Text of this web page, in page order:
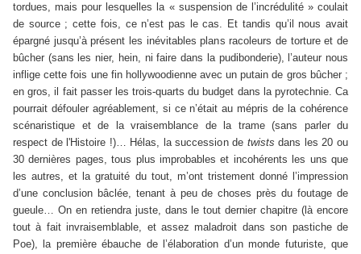
tordues, mais pour lesquelles la « suspension de l’incrédulité » coulait
de source ; cette fois, ce n’est pas le cas. Et tandis qu’il nous avait
épargné jusqu’à présent les inévitables plans racoleurs de torture et de
bûcher (sans les nier, hein, ni faire dans la pudibonderie), l’auteur nous
inflige cette fois une fin hollywoodienne avec un putain de gros bûcher ;
en gros, il fait passer les trois-quarts du budget dans la pyrotechnie. Ca
pourrait défouler agréablement, si ce n’était au mépris de la cohérence
scénaristique et de la vraisemblance de la trame (sans parler du
respect de l'Histoire !)… Hélas, la succession de twists dans les 20 ou
30 dernières pages, tous plus improbables et incohérents les uns que
les autres, et la gratuité du tout, m’ont tristement donné l’impression
d’une conclusion bâclée, tenant à peu de choses près du foutage de
gueule… On en retiendra juste, dans le tout dernier chapitre (là encore
tout à fait invraisemblable, et assez maladroit dans son pastiche de
Poe), la première ébauche de l’élaboration d’un monde futuriste, que